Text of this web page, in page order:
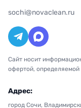
sochi@novaclean.ru
Сайт носит
офертой,
Адрес:
город Сочи,